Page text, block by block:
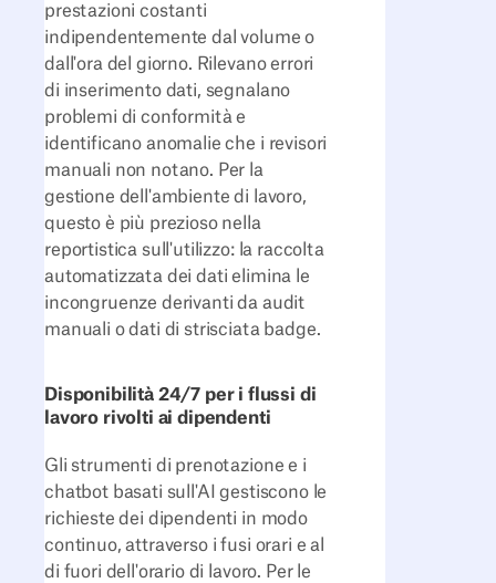
prestazioni costanti
indipendentemente dal volume o
dall'ora del giorno. Rilevano errori
di inserimento dati, segnalano
problemi di conformità e
identificano anomalie che i revisori
manuali non notano. Per la
gestione dell'ambiente di lavoro,
questo è più prezioso nella
reportistica sull'utilizzo: la raccolta
automatizzata dei dati elimina le
incongruenze derivanti da audit
manuali o dati di strisciata badge.
Disponibilità 24/7 per i flussi di
lavoro rivolti ai dipendenti
Gli strumenti di prenotazione e i
chatbot basati sull'AI gestiscono le
richieste dei dipendenti in modo
continuo, attraverso i fusi orari e al
di fuori dell'orario di lavoro. Per le